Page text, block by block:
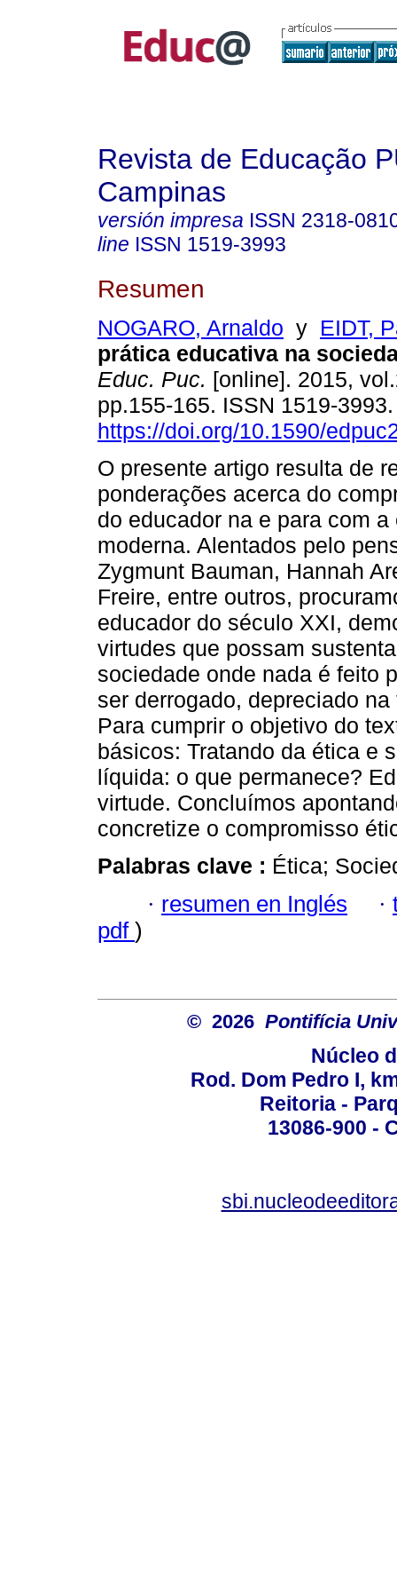
Revista de Educação
Campinas
versión impresa ISSN 2318-
line ISSN 1519-3993
Resumen
NOGARO, Arnaldo y EIDT,
prática educativa na
Educ. Puc. [online]. 2015,
pp.155-165. ISSN 1519-
https://doi.org/10.1590/
O presente artigo resulta de
ponderações acerca do
do educador na e para com
moderna. Alentados pelo
Zygmunt Bauman, Hannah
Freire, entre outros,
educador do século XXI,
virtudes que possam
sociedade onde nada é feito
ser derrogado, depreciado
Para cumprir o objetivo do
básicos: Tratando da ética e
líquida: o que permanece?
virtude. Concluímos
concretize o compromisso
Palabras clave : Ética;
· resumen en Inglés ·
pdf )
© 2026 Pontifícia
Núcleo
Rod. Dom Pedro I,
Reitoria -
13086-900 -